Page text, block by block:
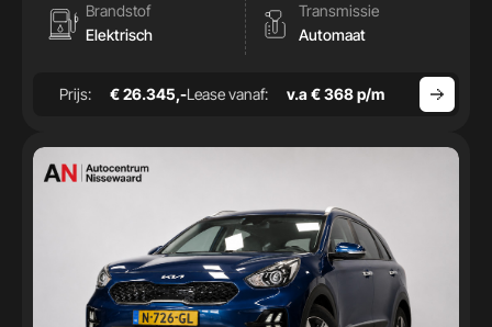
Brandstof
Elektrisch
Transmissie
Automaat
Prijs: € 26.345,-Lease vanaf: v.a € 368 p/m